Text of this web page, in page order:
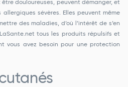
être douloureuses, peuvent démanger, et
sévères. Elles peuvent même
des maladies, d’où l’intérêt de s’en
tous les produits répulsifs et
vous avez besoin pour une protection